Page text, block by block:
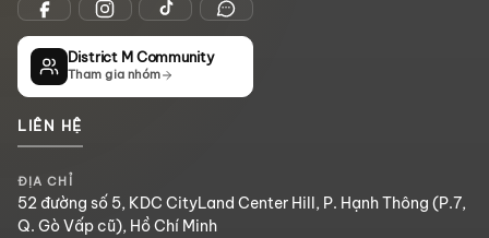
District M Community
Tham gia nhóm
LIÊN HỆ
ĐỊA CHỈ
52 đường số 5, KDC CityLand Center Hill, P. Hạnh Thông (P.7,
Q. Gò Vấp cũ), Hồ Chí Minh